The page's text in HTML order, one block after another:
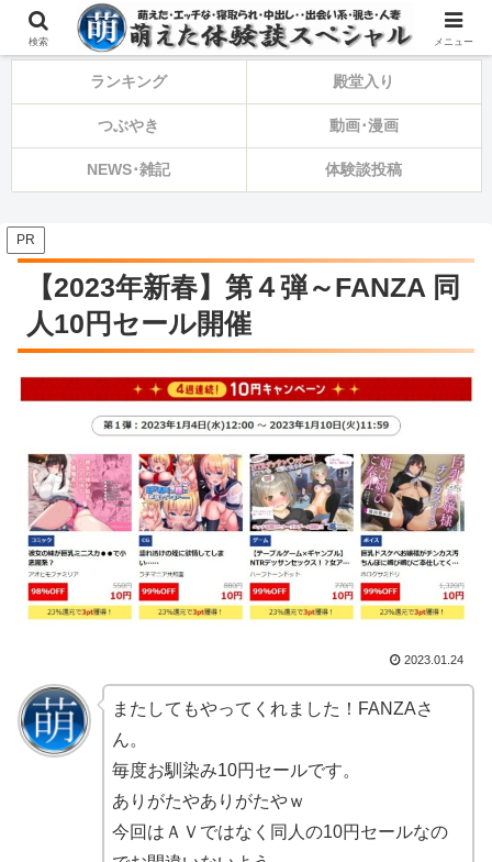
⚠️備忘録・告知・ひとり言⚠️
ランキング 殿堂入り
つぶやき 動画･漫画
NEWS･雑記 体験談投稿
PR
【2023年新春】第４弾～FANZA 同
人10円セール開催
2023.01.24
またしてもやってくれました！FANZAさ
ん。
毎度お馴染み10円セールです。
ありがたやありがたやｗ
今回はＡＶではなく同人の10円セールなの
検索 メニュー